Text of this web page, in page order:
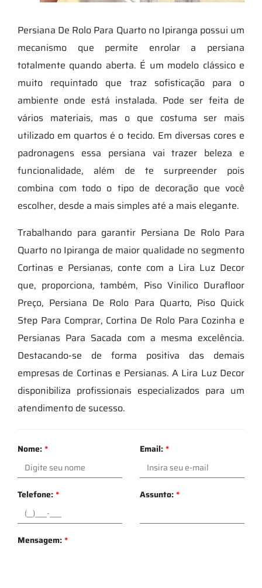
Persiana De Rolo Para Quarto no Ipiranga possui um
mecanismo que permite enrolar a persiana
totalmente quando aberta. É um modelo clássico e
muito requintado que traz sofisticação para o
ambiente onde está instalada. Pode ser feita de
vários materiais, mas o que costuma ser mais
utilizado em quartos é o tecido. Em diversas cores e
padronagens essa persiana vai trazer beleza e
funcionalidade, além de te surpreender pois
combina com todo o tipo de decoração que você
escolher, desde a mais simples até a mais elegante.
Trabalhando para garantir Persiana De Rolo Para
Quarto no Ipiranga de maior qualidade no segmento
Cortinas e Persianas, conte com a Lira Luz Decor
que, proporciona, também, Piso Vinilico Durafloor
Preço, Persiana De Rolo Para Quarto, Piso Quick
Step Para Comprar, Cortina De Rolo Para Cozinha e
Persianas Para Sacada com a mesma excelência.
Destacando-se de forma positiva das demais
empresas de Cortinas e Persianas. A Lira Luz Decor
disponibiliza profissionais especializados para um
atendimento de sucesso.
Nome:* Email:*
Telefone:* Assunto:*
Mensagem:*